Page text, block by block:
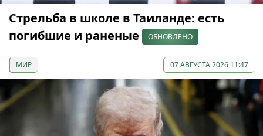
Стрельба в школе в Таиланде: есть
погибшие и раненые
ОБНОВЛЕНО
МИР 07 АВГУСТА 2026 11:47